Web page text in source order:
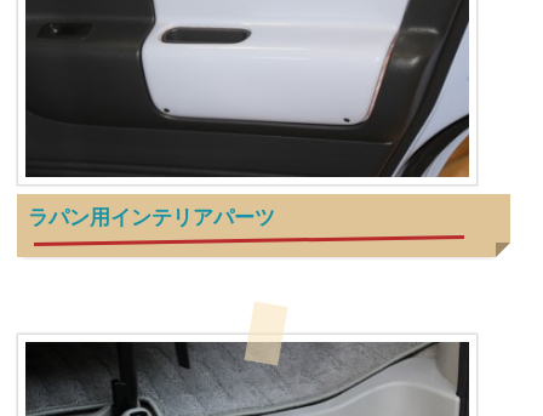
ラパン用インテリアパーツ